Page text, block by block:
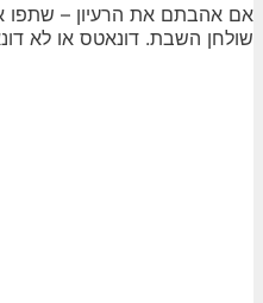
אם אהבתם את הרעיון – שתפו
שולחן השבת. דונאטס או לא